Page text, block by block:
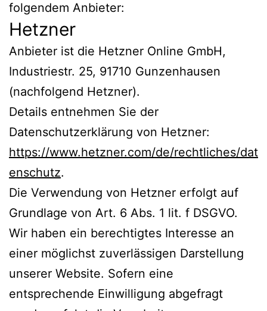
folgendem Anbieter:
Hetzner
Anbieter ist die Hetzner Online GmbH,
Industriestr. 25, 91710 Gunzenhausen
(nachfolgend Hetzner).
Details entnehmen Sie der
Datenschutzerklärung von Hetzner:
https://www.hetzner.com/de/rechtliches/dat
enschutz.
Die Verwendung von Hetzner erfolgt auf
Grundlage von Art. 6 Abs. 1 lit. f DSGVO.
Wir haben ein berechtigtes Interesse an
einer möglichst zuverlässigen Darstellung
unserer Website. Sofern eine
entsprechende Einwilligung abgefragt